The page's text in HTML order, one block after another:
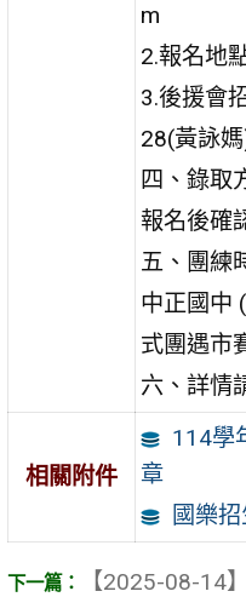
m
2.報名地
3.後援會
28(黃詠
四、錄取
報名後確
五、團練
中正國中
式團遇市
六、詳情
相關附件
114學
章
國樂
【2025-08-14】